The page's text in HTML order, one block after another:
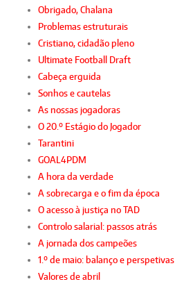
Obrigado, Chalana
Problemas estruturais
Cristiano, cidadão pleno
Ultimate Football Draft
Cabeça erguida
Sonhos e cautelas
As nossas jogadoras
O 20.º Estágio do Jogador
Tarantini
GOAL4PDM
A hora da verdade
A sobrecarga e o fim da época
O acesso à justiça no TAD
Controlo salarial: passos atrás
A jornada dos campeões
1.º de maio: balanço e perspetivas
Valores de abril